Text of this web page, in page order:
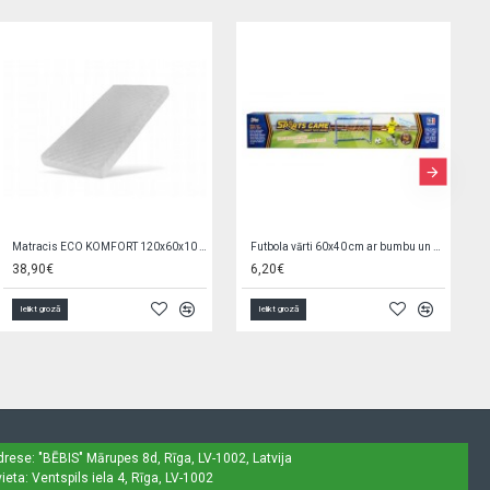
Muzikālā rotaļlieta SUNĪTIS 18 cm 9557
11,20€
Ielikt grozā
Guļoš melns kaķis 45 cm 48589
16,00€
Ielikt grozā
"BĒBIS" Mārupes 8d, Rīga, LV-1002, Latvija
Ventspils iela 4, Rīga, LV-1002